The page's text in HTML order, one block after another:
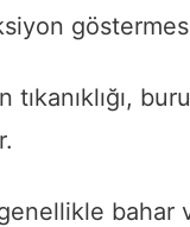
bahar